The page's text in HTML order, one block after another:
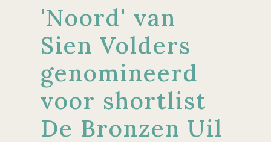
'Noord' van
Sien Volders
genomineerd
voor shortlist
De Bronzen Uil